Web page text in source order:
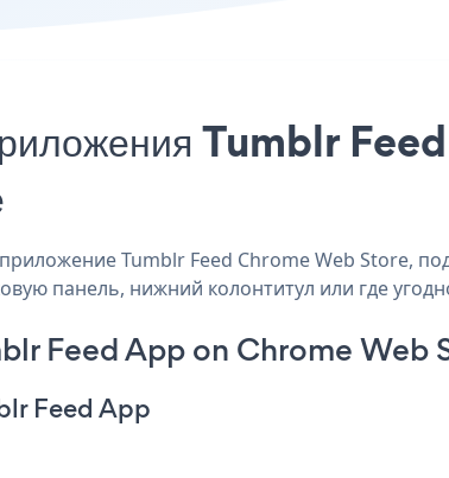
Tumblr
Tumblr Feed Chrome Web Store,
панель, нижний колонтитул или где
Feed App on Chrome Web
Feed App